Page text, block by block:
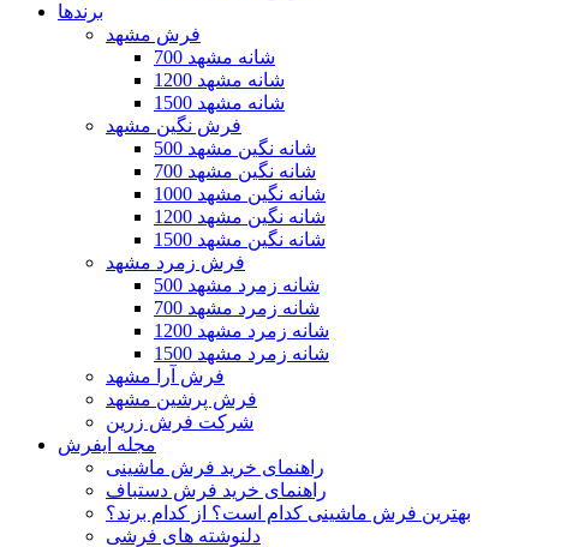
برندها
فرش مشهد
700 شانه مشهد
1200 شانه مشهد
1500 شانه مشهد
فرش نگین مشهد
500 شانه نگین مشهد
700 شانه نگین مشهد
1000 شانه نگین مشهد
1200 شانه نگین مشهد
1500 شانه نگین مشهد
فرش زمرد مشهد
500 شانه زمرد مشهد
700 شانه زمرد مشهد
1200 شانه زمرد مشهد
1500 شانه زمرد مشهد
فرش آرا مشهد
فرش پرشین مشهد
شرکت فرش زرین
مجله ایفرش
راهنمای خرید فرش ماشینی
راهنمای خرید فرش دستباف
بهترین فرش ماشینی کدام است؟ از کدام برند؟
دلنوشته های فرشی